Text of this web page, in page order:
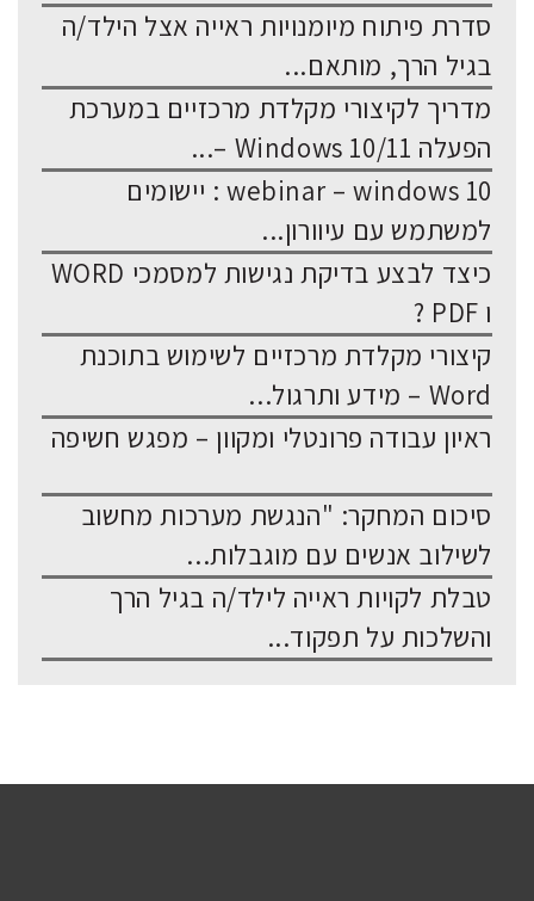
סדרת פיתוח מיומנויות ראייה אצל הילד/ה
בגיל הרך, מותאם...
מדריך לקיצורי מקלדת מרכזיים במערכת
הפעלה Windows 10/11 –...
webinar – windows 10 : יישומים
למשתמש עם עיוורון...
כיצד לבצע בדיקת נגישות למסמכי WORD
ו PDF ?
קיצורי מקלדת מרכזיים לשימוש בתוכנת
Word – מידע ותרגול...
ראיון עבודה פרונטלי ומקוון – מפגש חשיפה
סיכום המחקר: "הנגשת מערכות מחשוב
לשילוב אנשים עם מוגבלות...
טבלת לקויות ראייה לילד/ה בגיל הרך
והשלכות על תפקוד...